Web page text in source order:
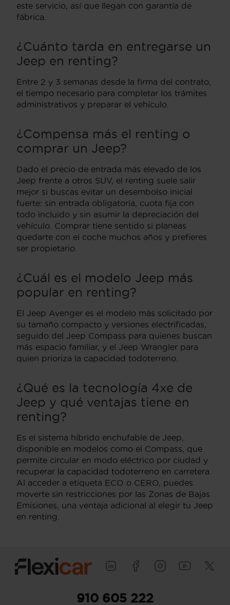
este servicio, así que llegan con garantía de
fábrica.
¿Cuánto tarda en entregarse un
Jeep en renting?
Entre 2 y 3 semanas desde la firma del contrato,
el tiempo necesario para completar los trámites
administrativos y preparar el vehículo.
¿Compensa más el renting o
comprar un Jeep?
Dado el precio de entrada más elevado de los
Jeep frente a otros SUV, el renting suele salir
mejor si buscas evitar un desembolso inicial
fuerte: sin entrada obligatoria, cuota fija con
todo incluido y sin asumir la depreciación del
vehículo. Comprar tiene sentido si planeas
quedarte con el coche muchos años y prefieres
ser propietario.
¿Cuál es el modelo Jeep más
popular en renting?
El Jeep Avenger es el modelo más solicitado por
su tamaño compacto y versiones electrificadas,
seguido del Jeep Compass para quienes buscan
más espacio familiar, y el Jeep Wrangler para
quien prioriza la capacidad todoterreno.
¿Qué es la tecnología 4xe de
Jeep y qué ventajas tiene en
renting?
Es el sistema híbrido enchufable de Jeep,
disponible en modelos como el Compass, que
permite circular en modo eléctrico por ciudad y
recuperar la capacidad todoterreno en carretera.
Al acceder a etiqueta ECO o CERO, puedes
moverte sin restricciones por las Zonas de Bajas
Emisiones, una ventaja adicional al elegir tu Jeep
en renting.
910 605 222